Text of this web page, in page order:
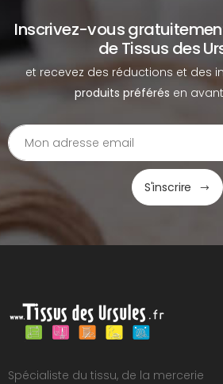
Inscrivez-vous
de Tissus des
et recevez des réductions et des
produits préférés en
S'inscrire
Spécialiste du tissu, de la mercerie